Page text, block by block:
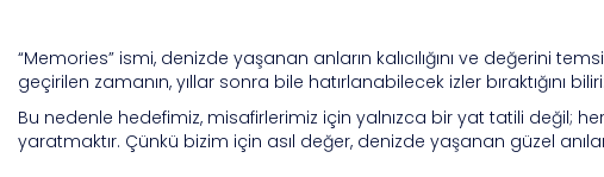
“Memories” ismi, denizde yaşanan anların kalıcılığını ve değerini
geçirilen zamanın, yıllar sonra bile hatırlanabilecek izler bıraktığını
Bu nedenle hedefimiz, misafirlerimiz için yalnızca bir yat tatili değil;
yaratmaktır. Çünkü bizim için asıl değer, denizde yaşanan güzel